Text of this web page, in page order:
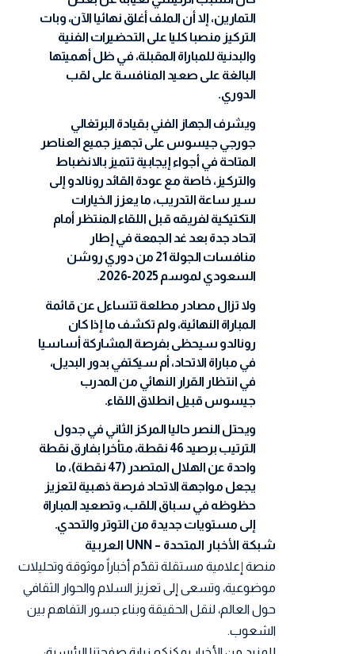
التمارين، إلا أن الملف أغلق نهائيا الآن، وبات
التركيز منصبا كليا على التحضيرات الفنية
والبدنية للمباراة المقبلة، في ظل أهميتها
البالغة على صعيد المنافسة على لقب
الدوري.
ويشرف الجهاز الفني بقيادة البرتغالي
جورجي جيسوس على تجهيز جميع العناصر
المتاحة في أجواء إيجابية تتميز بالانضباط
والتركيز، خاصة مع عودة القائد رونالدو إلى
سير ساعة التدريب، ما يعزز الخيارات
التكتيكية لفريقه قبل اللقاء المنتظر أمام
اتحاد جدة بعد غد الجمعة في إطار
منافسات الجولة 21 من دوري روشن
السعودي لموسم 2025-2026.
ولا تزال مصادر مطلعة تتساءل عن قائمة
المباراة النهائية، ولم تكشف ما إذا كان
رونالدو سيحظى بفرصة المشاركة أساسيا
في مباراة الاتحاد، أم سيكتفي بدور البديل،
في انتظار القرار النهائي من المدرب
جيسوس قبيل انطلاق اللقاء.
ويحتل النصر حاليا المركز الثاني في جدول
الترتيب برصيد 46 نقطة، متأخرا بفارق نقطة
واحدة عن الهلال المتصدر (47 نقطة)، ما
يجعل مواجهة الاتحاد فرصة ذهبية لتعزيز
حظوظه في سباق اللقب، وتصعيد المباراة
إلى مستويات جديدة من التوتر والتحدي.
شبكة الأخبار المتحدة – UNN العربية
منصة إعلامية مستقلة تقدّم أخباراً موثوقة وتحليلات
موضوعية، وتسعى إلى تعزيز السلام والحوار الثقافي
حول العالم، لنقل الحقيقة وبناء جسور التفاهم بين
الشعوب.